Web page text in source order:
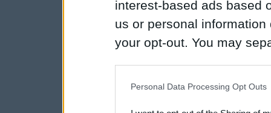
interest-based ads based
us or personal
your opt-out. You may
Personal Data Processing Opt Outs